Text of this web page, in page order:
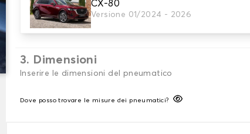
CX-80
Versione 01/2024 - 2026
2. Finitura a calza
Scegli le calze da neve adatte alle tue necessità
3. Dimensioni
Inserire le dimensioni del pneumatico
Dove posso trovare le misure dei pneumatici?